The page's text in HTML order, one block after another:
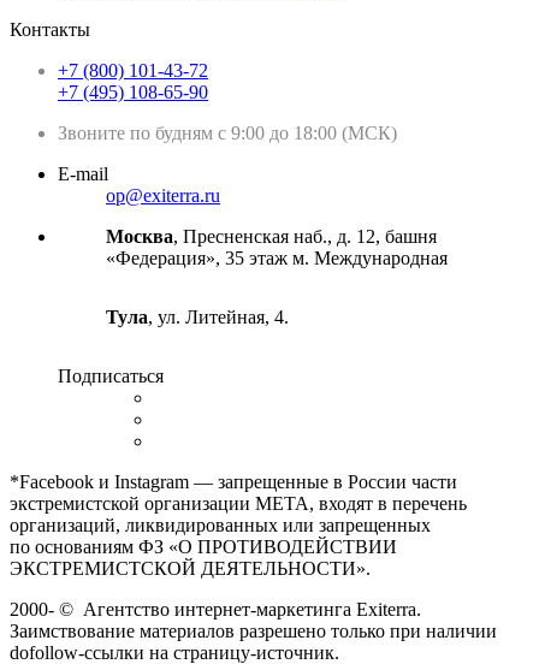
Контакты
+7 (800) 101-43-72
+7 (495) 108-65-90
Звоните по будням с 9:00 до 18:00 (МСК)
E-mail
op@exiterra.ru
Москва, Пресненская наб., д. 12, башня
«Федерация», 35 этаж м. Международная
Тула, ул. Литейная, 4.
Подписаться
*Facebook и Instagram — запрещенные в России части
экстремистской организации META, входят в перечень
организаций, ликвидированных или запрещенных
по основаниям ФЗ «О ПРОТИВОДЕЙСТВИИ
ЭКСТРЕМИСТСКОЙ ДЕЯТЕЛЬНОСТИ».
2000- © Агентство интернет-маркетинга Exiterra.
Заимствование материалов разрешено только при наличии
dofollow-ссылки на страницу-источник.